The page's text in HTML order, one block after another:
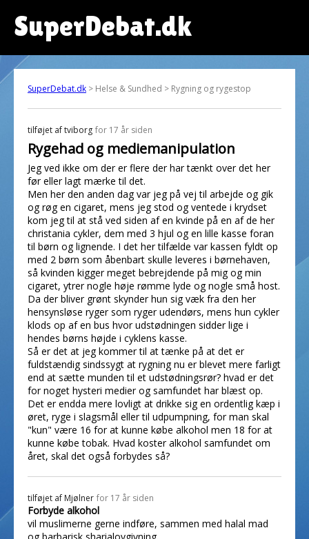
SuperDebat.dk
SuperDebat.dk > Helse & Sundhed > Rygning og rygestop
tilføjet aftviborg for 17 år siden
Rygehad og mediemanipulation
Jeg ved ikke om der er flere der har tænkt over det her
før eller lagt mærke til det.
Men her den anden dag var jeg på vej til arbejde og gik
og røg en cigaret, mens jeg stod og ventede i krydset
kom jeg til at stå ved siden af en kvinde på en af de her
christania cykler, dem med 3 hjul og en lille kasse foran
til børn og lignende. I det her tilfælde var kassen fyldt op
med 2 børn som åbenbart skulle leveres i børnehaven,
så kvinden kigger meget bebrejdende på mig og min
cigaret, ytrer nogle høje rømme lyde og nogle små host.
Da der bliver grønt skynder hun sig væk fra den her
hensynsløse ryger som ryger udendørs, mens hun cykler
klods op af en bus hvor udstødningen sidder lige i
hendes børns højde i cyklens kasse.
Så er det at jeg kommer til at tænke på at det er
fuldstændig sindssygt at rygning nu er blevet mere farligt
end at sætte munden til et udstødningsrør? hvad er det
for noget hysteri medier og samfundet har blæst op.
Det er endda mere lovligt at drikke sig en ordentlig kæp i
øret, ryge i slagsmål eller til udpumpning, for man skal
"kun" være 16 for at kunne købe alkohol men 18 for at
kunne købe tobak. Hvad koster alkohol samfundet om
året, skal det også forbydes så?
tilføjet af Mjølner for 17 år siden
Forbyde alkohol
vil muslimerne gerne indføre, sammen med halal mad